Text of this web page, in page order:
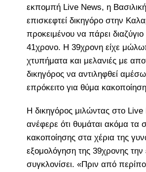
εκπομπή Live News, η Βασιλική
επισκεφτεί δικηγόρο στην
προκειμένου να πάρει
41χρονο. Η 39χρονη είχε
χτυπήματα και μελανιές με
δικηγόρος να αντιληφθεί
επρόκειτο για θύμα
Η δικηγόρος μιλώντας στο Live
ανέφερε ότι θυμάται ακόμα τα
κακοποίησης στα χέρια της
εξομολόγηση της 39χρονης την
συγκλονίσει. «Πριν από